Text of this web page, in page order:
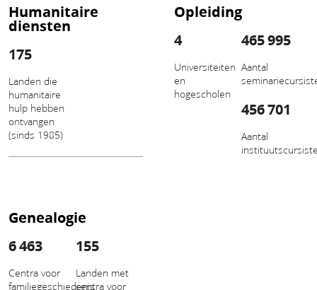
Humanitaire
diensten
175
Landen die
humanitaire
hulp hebben
ontvangen
(sinds 1985)
Opleiding
4
Universiteiten
en
hogescholen
465 995
Aantal
456 701
Aantal
Genealogie
6 463
Centra voor
familiegeschiedenis
155
Landen met
centra voor